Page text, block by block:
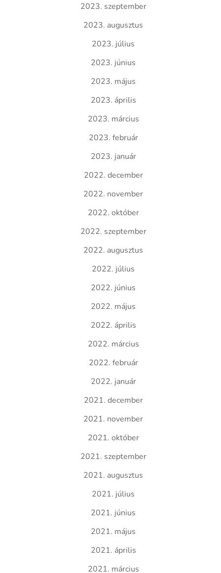
2023. szeptember
2023. augusztus
2023. július
2023. június
2023. május
2023. április
2023. március
2023. február
2023. január
2022. december
2022. november
2022. október
2022. szeptember
2022. augusztus
2022. július
2022. június
2022. május
2022. április
2022. március
2022. február
2022. január
2021. december
2021. november
2021. október
2021. szeptember
2021. augusztus
2021. július
2021. június
2021. május
2021. április
2021. március